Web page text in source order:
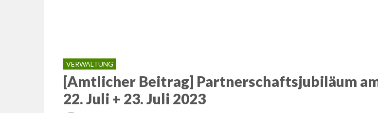
VERWALTUNG
[Amtlicher Beitrag] Partnerschaftsjubiläum
22. Juli + 23. Juli 2023